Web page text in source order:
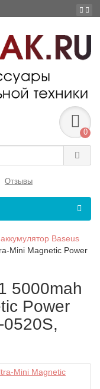
0
Отзывы
Baseus
Mini Magnetic Power
5000mah
Power